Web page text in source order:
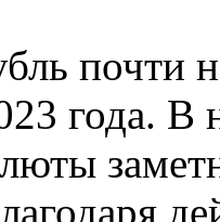
почти
года. В